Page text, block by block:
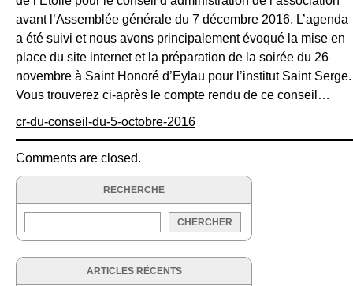
avant l’Assemblée générale du 7 décembre 2016. L’agenda
a été suivi et nous avons principalement évoqué la mise en
place du site internet et la préparation de la soirée du 26
novembre à Saint Honoré d’Eylau pour l’institut Saint Serge.
Vous trouverez ci-après le compte rendu de ce conseil…
cr-du-conseil-du-5-octobre-2016
Comments are closed.
RECHERCHE
ARTICLES RÉCENTS